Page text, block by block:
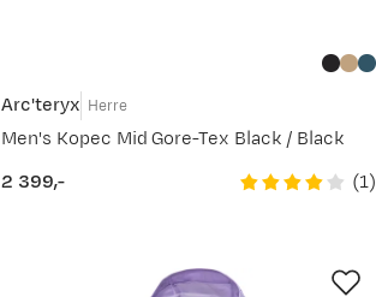
Arc'teryx Herre
Men's Kopec Mid Gore-Tex Black / Black
price
2 399,- (1)